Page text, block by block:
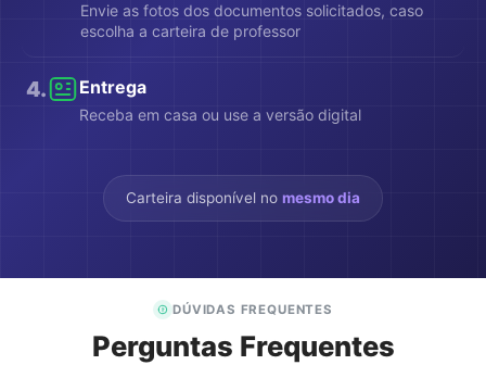
Envie as fotos dos documentos solicitados, caso
escolha a carteira de professor
4. Entrega
Receba em casa ou use a versão digital
Carteira disponível no mesmo dia
DÚVIDAS FREQUENTES
Perguntas Frequentes